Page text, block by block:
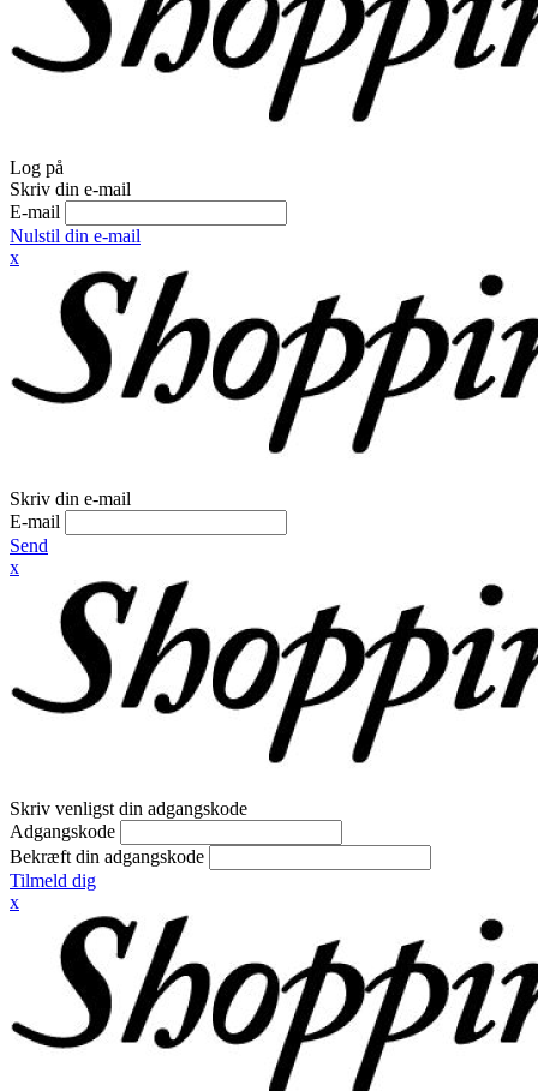
Log på
Skriv din e-mail
E-mail
Nulstil din e-mail
x
Skriv din e-mail
E-mail
Send
x
Skriv venligst din adgangskode
Adgangskode
Bekræft din adgangskode
Tilmeld dig
x